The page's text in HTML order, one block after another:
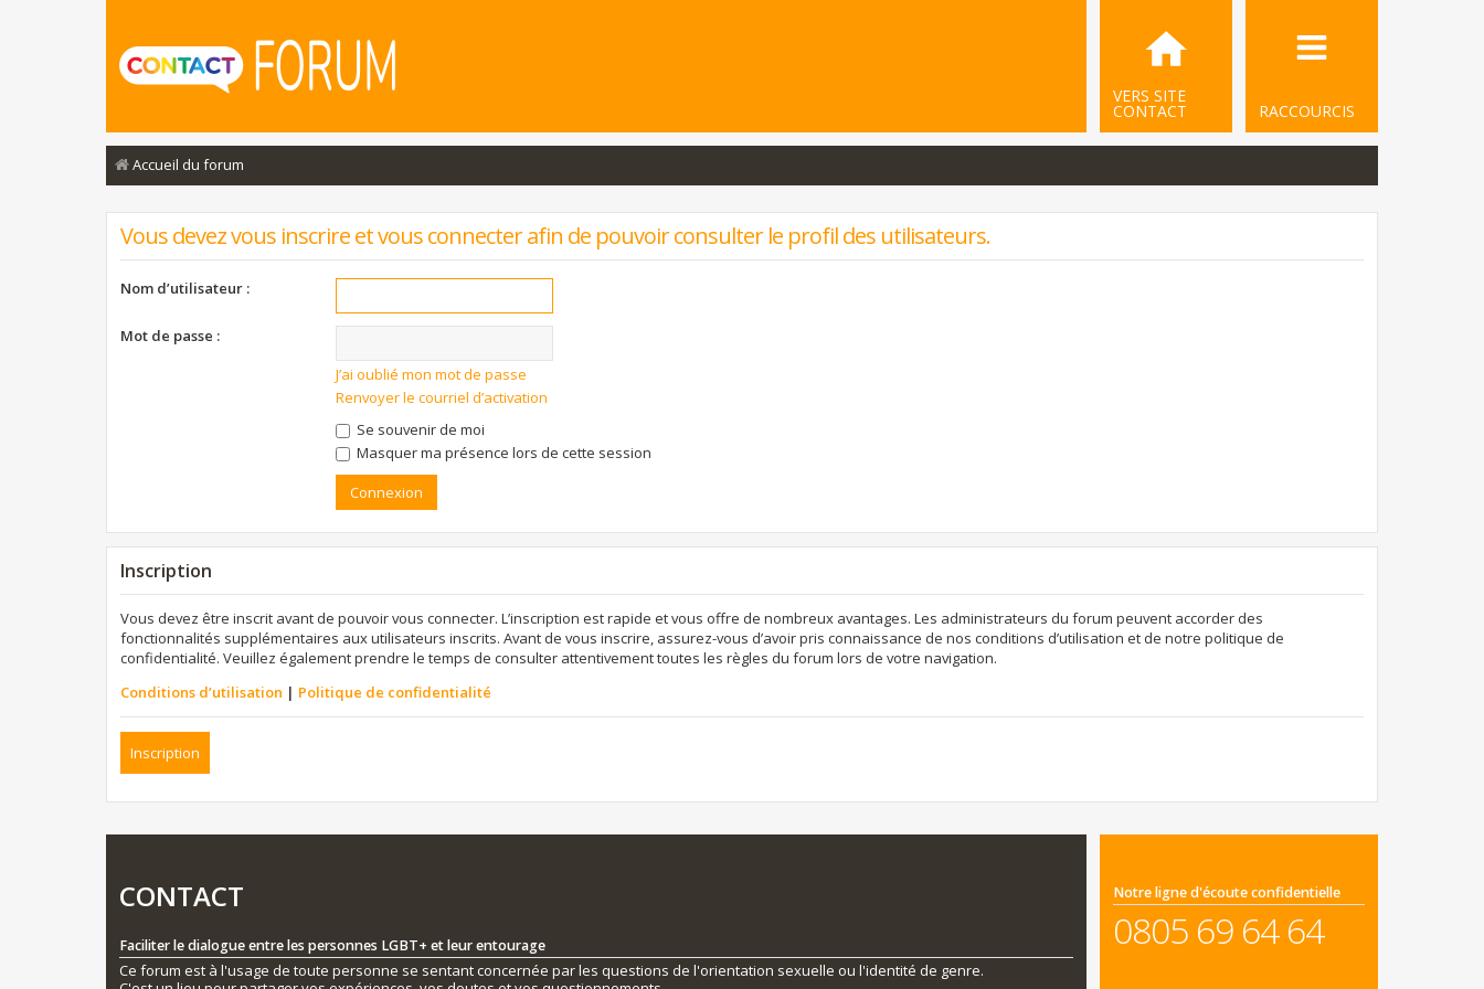
RACCOURCIS
VERS SITE
CONTACT
Accueil du forum
Vous devez vous inscrire et vous connecter afin de pouvoir consulter le profil des utilisateurs.
Nom d’utilisateur :
Mot de passe :
J’ai oublié mon mot de passe
Renvoyer le courriel d’activation
Se souvenir de moi
Masquer ma présence lors de cette session
Inscription
Vous devez être inscrit avant de pouvoir vous connecter. L’inscription est rapide et vous offre de nombreux avantages. Les administrateurs du forum peuvent accorder des
fonctionnalités supplémentaires aux utilisateurs inscrits. Avant de vous inscrire, assurez-vous d’avoir pris connaissance de nos conditions d’utilisation et de notre politique de
confidentialité. Veuillez également prendre le temps de consulter attentivement toutes les règles du forum lors de votre navigation.
Conditions d’utilisation | Politique de confidentialité
Inscription
CONTACT
Faciliter le dialogue entre les personnes LGBT+ et leur entourage
Ce forum est à l'usage de toute personne se sentant concernée par les questions de l'orientation sexuelle ou l'identité de genre.
Notre ligne d'écoute confidentielle
0805 69 64 64